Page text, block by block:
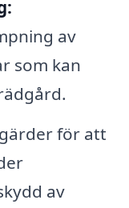
av
som kan
för att
av